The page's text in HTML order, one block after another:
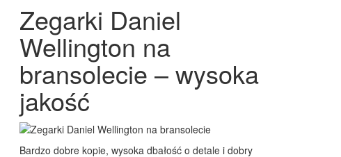
Zegarki Daniel
Wellington na
bransolecie – wysoka
jakość
Bardzo dobre kopie, wysoka dbałość o detale i dobry